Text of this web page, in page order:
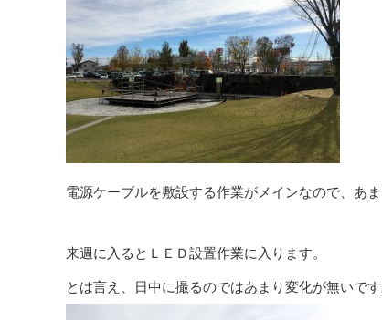
電源ケーブルを敷設する作業がメインなので、あ
来週に入るとＬＥＤ設置作業に入ります。
とは言え、日中に撮るのではあまり変化が無いで